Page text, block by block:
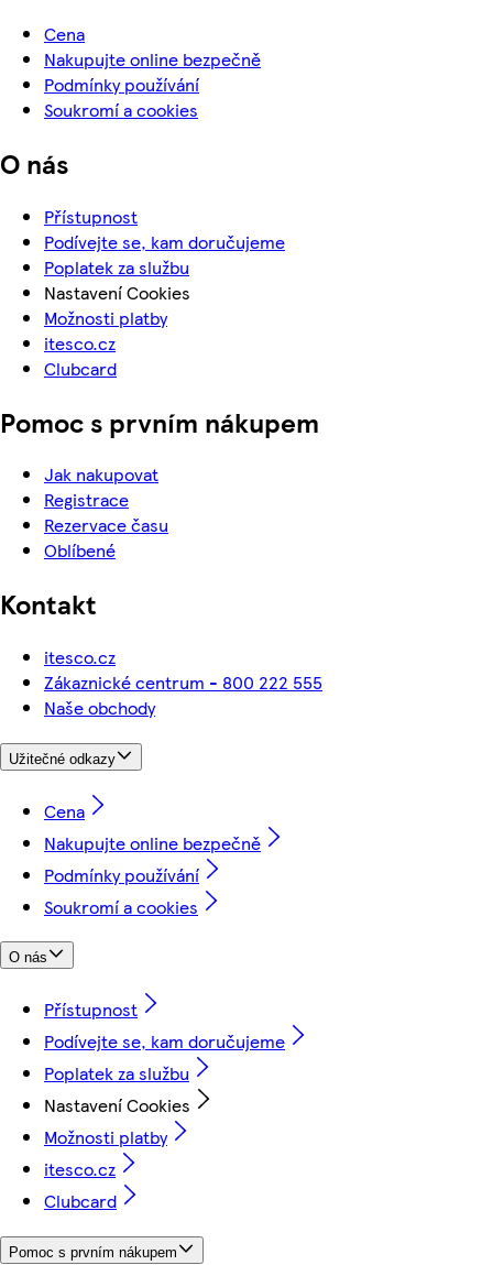
Cena
Nakupujte online bezpečně
Podmínky používání
Soukromí a cookies
O nás
Přístupnost
Podívejte se, kam doručujeme
Poplatek za službu
Nastavení Cookies
Možnosti platby
itesco.cz
Clubcard
Pomoc s prvním nákupem
Jak nakupovat
Registrace
Rezervace času
Oblíbené
Kontakt
itesco.cz
Zákaznické centrum - 800 222 555
Naše obchody
Užitečné odkazy
Cena
Nakupujte online bezpečně
Podmínky používání
Soukromí a cookies
O nás
Přístupnost
Podívejte se, kam doručujeme
Poplatek za službu
Nastavení Cookies
Možnosti platby
itesco.cz
Clubcard
Pomoc s prvním nákupem